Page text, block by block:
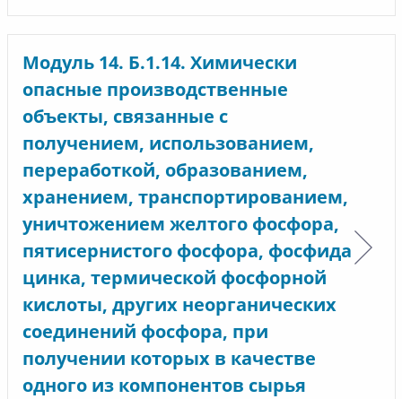
Модуль 14. Б.1.14. Химически
опасные производственные
объекты, связанные с
получением, использованием,
переработкой, образованием,
хранением, транспортированием,
уничтожением желтого фосфора,
пятисернистого фосфора, фосфида
цинка, термической фосфорной
кислоты, других неорганических
соединений фосфора, при
получении которых в качестве
одного из компонентов сырья